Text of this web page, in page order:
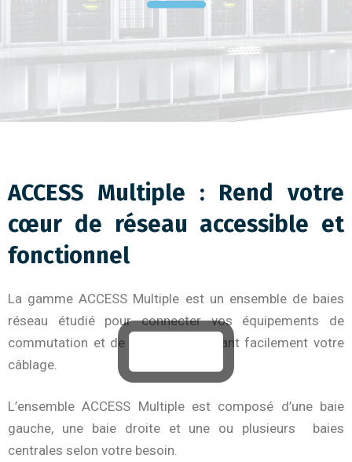
ACCESS Multiple : Rend votre
cœur de réseau accessible et
fonctionnel
La gamme ACCESS Multiple est un ensemble de baies
réseau étudié pour connecter vos équipements de
commutation et de routage en gérant facilement votre
câblage.
L’ensemble ACCESS Multiple est composé d’une baie
gauche, une baie droite et une ou plusieurs baies
centrales selon votre besoin.